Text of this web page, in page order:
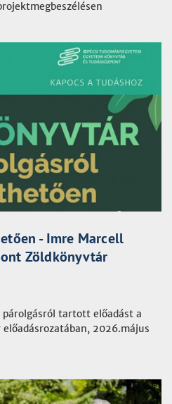
- Imre Marcell
Zöldkönyvtár
tartott előadást a
2026.május